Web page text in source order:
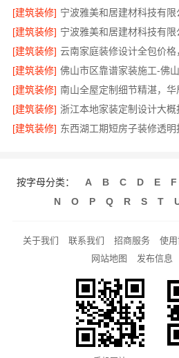
[建筑装修]
[建筑装修]
[建筑装修]
[建筑装修]
[建筑装修] 南山全屋定制细节精湛，
[建筑装修]
[建筑装修]
按字母分类： A B C D E F
N
O P Q R S T
关于我们 联系我们 招商服务 使
网站地图
发布信息